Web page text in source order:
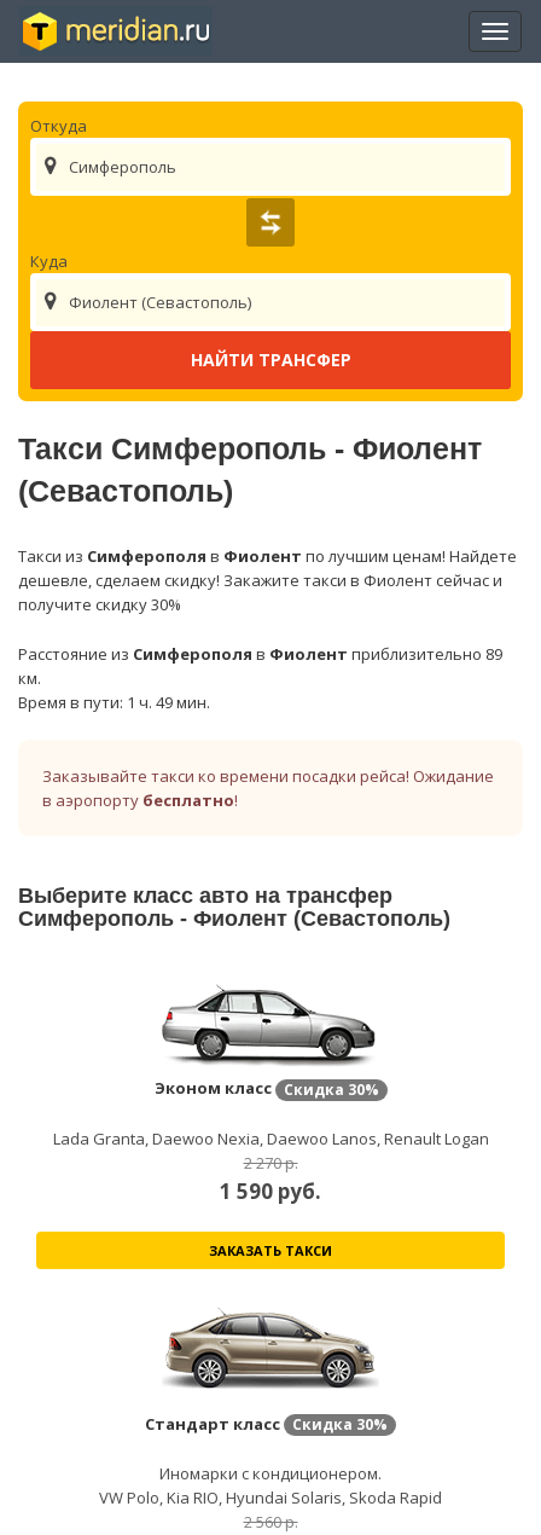
Откуда
Симферополь
Куда
Фиолент (Севастополь)
Такси Симферополь - Фиолент
(Севастополь)
Такси из Симферополя в Фиолент по лучшим ценам! Найдете
дешевле, сделаем скидку! Закажите такси в Фиолент сейчас и
получите скидку 30%
Расстояние из Симферополя в Фиолент приблизительно 89
км.
Время в пути: 1 ч. 49 мин.
Заказывайте такси ко времени посадки рейса! Ожидание
в аэропорту бесплатно!
Выберите класс авто на трансфер
Симферополь - Фиолент (Севастополь)
Эконом класс Скидка 30%
Lada Granta, Daewoo Nexia, Daewoo Lanos, Renault Logan
2 270 р.
1 590 руб.
ЗАКАЗАТЬ ТАКСИ
Стандарт класс Скидка 30%
Иномарки с кондиционером.
VW Polo, Kia RIO, Hyundai Solaris, Skoda Rapid
2 560 р.